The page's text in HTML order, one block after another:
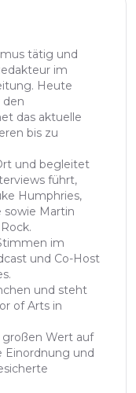
tätig und
im
Heute
den
das aktuelle
bis zu
und begleitet
führt,
Humphries,
sowie Martin
im
und Co-Host
und steht
of Arts in
Wert auf
Einordnung und